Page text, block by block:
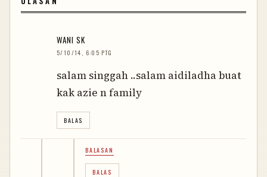
WANI SK
5/10/14, 6:05 PTG
salam singgah ..salam aidiladha buat
kak azie n family
BALAS
BALASAN
BALAS